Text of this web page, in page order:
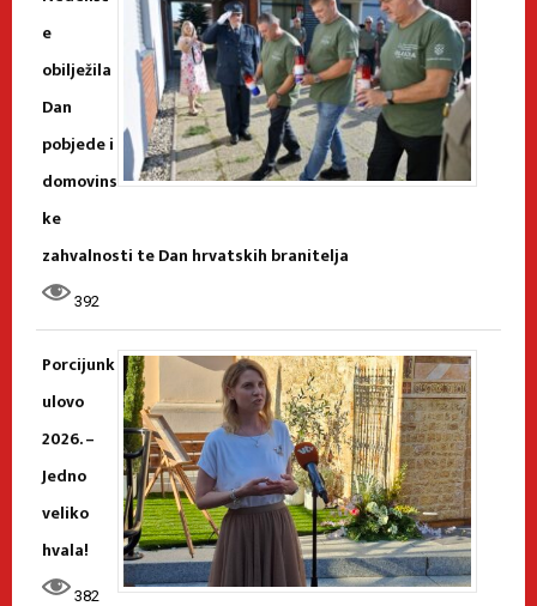
e
obilježila
Dan
pobjede i
domovins
ke
zahvalnosti te Dan hrvatskih branitelja
392
Porcijunk
ulovo
2026. –
Jedno
veliko
hvala!
382